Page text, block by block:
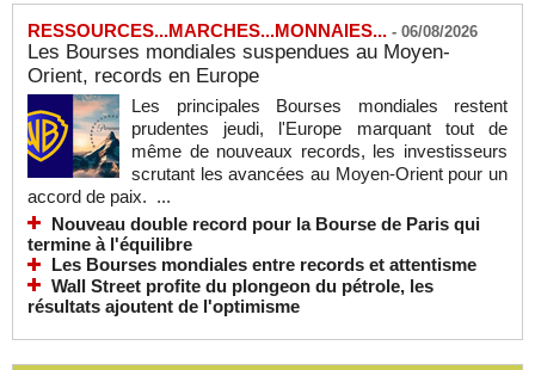
RESSOURCES...MARCHES...MONNAIES... - 06/08/2026
Les Bourses mondiales suspendues au Moyen-
Orient, records en Europe
Les principales Bourses mondiales restent
prudentes jeudi, l'Europe marquant tout de
même de nouveaux records, les investisseurs
scrutant les avancées au Moyen-Orient pour un
accord de paix. ...
Nouveau double record pour la Bourse de Paris qui
termine à l'équilibre
Les Bourses mondiales entre records et attentisme
Wall Street profite du plongeon du pétrole, les
résultats ajoutent de l'optimisme